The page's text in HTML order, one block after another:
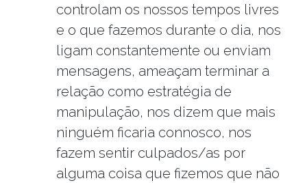
controlam os nossos tempos livres
e o que fazemos durante o dia, nos
ligam constantemente ou enviam
mensagens, ameaçam terminar a
relação como estratégia de
manipulação, nos dizem que mais
ninguém ficaria connosco, nos
fazem sentir culpados/as por
alguma coisa que fizemos que não